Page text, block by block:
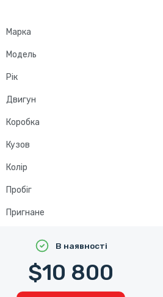
Марка
Модель
Рік
Двигун
Коробка
Кузов
Колір
Пробіг
Пригнане
В наявності
$10 800